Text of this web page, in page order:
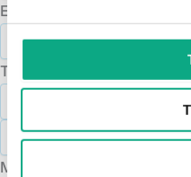
E-postadress
Telefonnummer
Meddelande